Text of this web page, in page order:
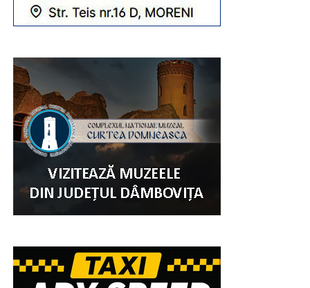
contracte?
vii cu soluții, trebuie doar să dai bine în fotografii și pe
Facebook. Numai că industria de apărare nu se
dezvoltă prin postări și imagine. Angajații au nevoie
de investiții, contracte, producție și de siguranța zilei
de mâine”, se mai menționează în comunicatul de
presă transmis de PSD Dâmbovița.
Urmărește Incomod Media și pe Google News
RECLAMA